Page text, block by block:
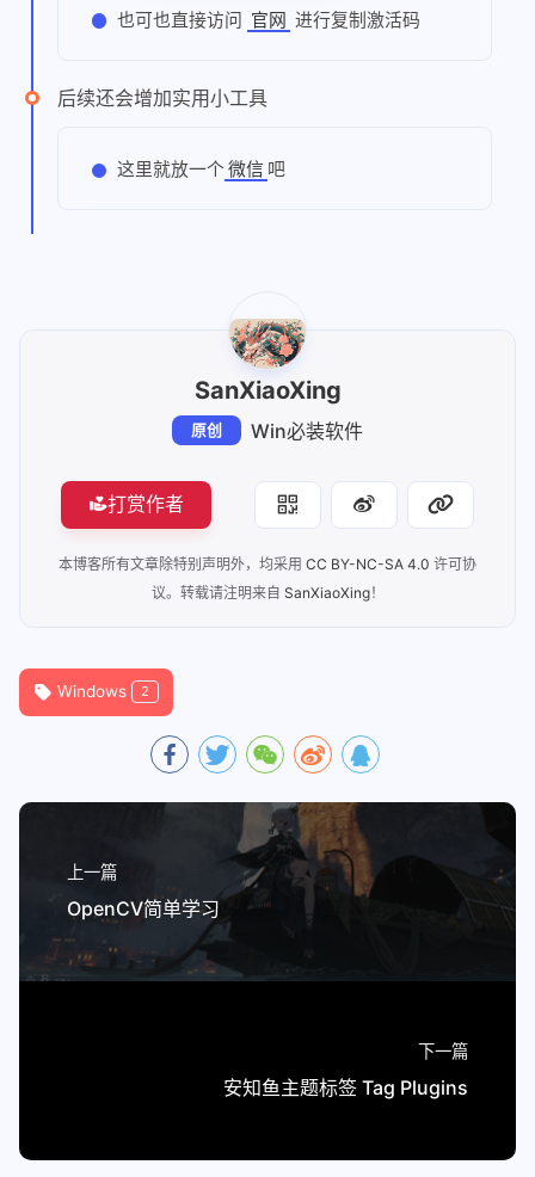
也可也直接访问 官网 进行复制激活码
后续还会增加实用小工具
这里就放一个 微信 吧
SanXiaoXing
原创 Win必装软件
打赏作者
本博客所有文章除特别声明外，均采用 CC BY-NC-SA 4.0 许可协
议。转载请注明来自 SanXiaoXing！
Windows 2
上一篇
OpenCV简单学习
下一篇
安知鱼主题标签 Tag Plugins